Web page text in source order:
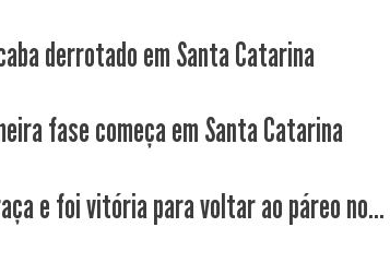
derrotado em Santa Catarina
fase começa em Santa Catarina
e foi vitória para voltar ao páreo no...